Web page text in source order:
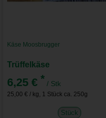
Käse Moosbrugger
Trüffelkäse
6,25 € * / Stk
25,00 € / kg, 1 Stück ca. 250g
Stück